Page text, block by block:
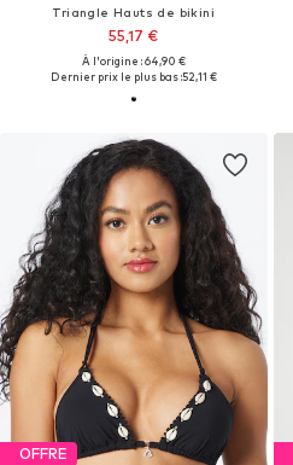
Triangle Hauts de bikini
55,17 €
À l'origine : 64,90 €
Dernier prix le plus bas :52,11 €
OFFRE